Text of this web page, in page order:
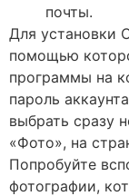
почты.
Для установки
помощью
программы на
пароль
выбрать сразу
«Фото», на
Попробуйте
фотографии,